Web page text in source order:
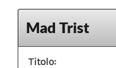
Mad Trist
Titolo: